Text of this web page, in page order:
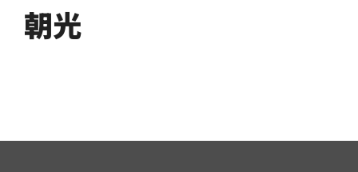
朝光